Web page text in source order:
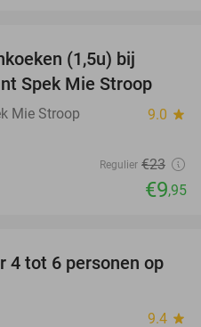
(1,5u) bij
Spek Mie Stroop
Mie Stroop 9.0 star
Regulier €23
€9,95
4 tot 6 personen op
9.4 star